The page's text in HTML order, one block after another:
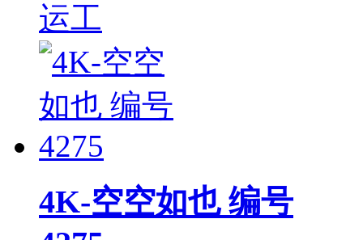
运工
4K-空空如也 编号